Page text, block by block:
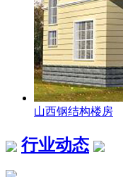
山西钢结构楼房
行业动态